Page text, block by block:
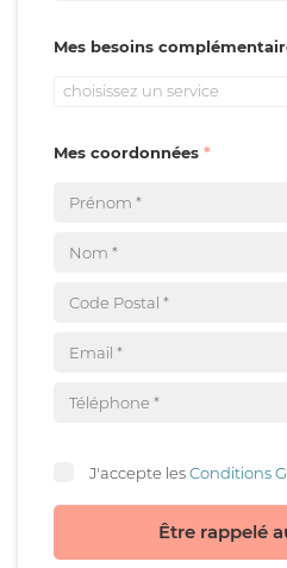
Mes besoins
choisissez un service
Mes coordonnées
J'accepte lesConditions
Être rappelé